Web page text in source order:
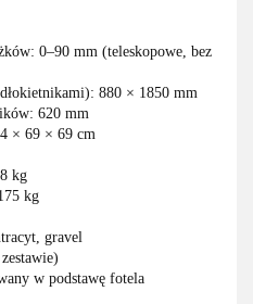
0–90 mm (teleskopowe, bez
880 × 1850 mm
620 mm
× 69 × 69 cm
kg
kg
gravel
w podstawę fotela